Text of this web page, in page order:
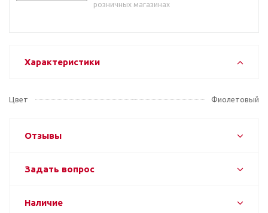
розничных магазинах
Характеристики
Цвет Фиолетовый
Отзывы
Задать вопрос
Наличие